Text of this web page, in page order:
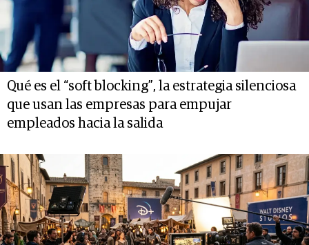
Qué es el “soft blocking”, la estrategia silenciosa
que usan las empresas para empujar
empleados hacia la salida